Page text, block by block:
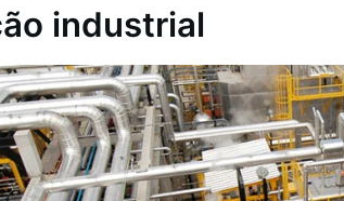
industrial